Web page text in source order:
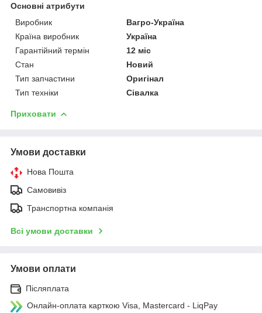
Основні атрибути
Виробник
Вагро-Україна
Країна виробник
Україна
Гарантійний термін
12 міс
Стан
Новий
Тип запчастини
Оригінал
Тип техніки
Сівалка
Приховати
Умови доставки
Нова Пошта
Самовивіз
Транспортна компанія
Всі умови доставки
Умови оплати
Післяплата
Онлайн-оплата карткою Visa, Mastercard - LiqPay